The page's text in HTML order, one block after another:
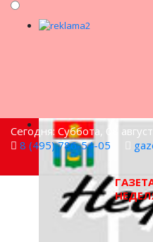
Сегодня: Суббота, 08
8 (495) 786-54-05